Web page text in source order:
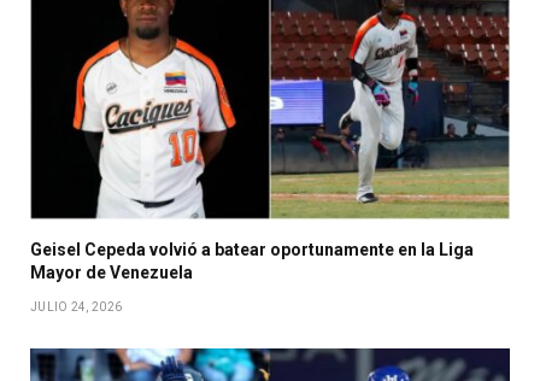
Geisel Cepeda volvió a batear oportunamente en la Liga
Mayor de Venezuela
JULIO 24, 2026